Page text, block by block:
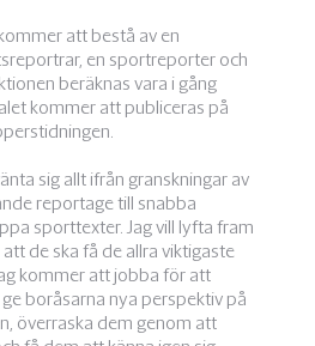
att bestå av en
en sportreporter och
beräknas vara i gång
kommer att publiceras på
sig allt ifrån granskningar av
reportage till snabba
sporttexter. Jag vill lyfta fram
de ska få de allra viktigaste
kommer att jobba för att
boråsarna nya perspektiv på
överraska dem genom att